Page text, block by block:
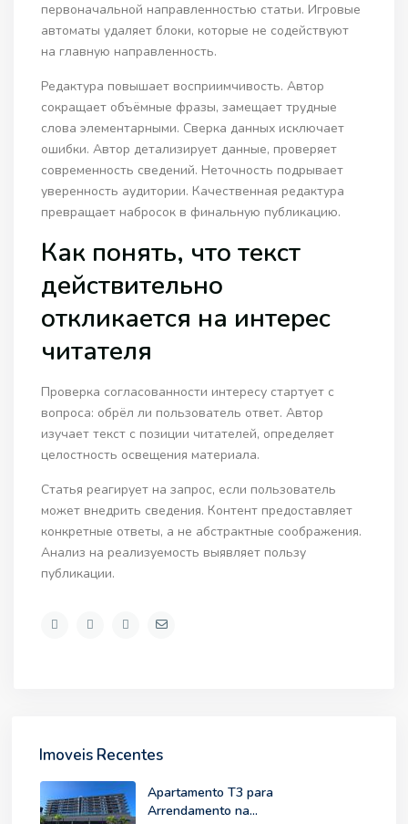
первоначальной направленностью статьи. Игровые
автоматы удаляет блоки, которые не содействуют
на главную направленность.
Редактура повышает восприимчивость. Автор
сокращает объёмные фразы, замещает трудные
слова элементарными. Сверка данных исключает
ошибки. Автор детализирует данные, проверяет
современность сведений. Неточность подрывает
уверенность аудитории. Качественная редактура
превращает набросок в финальную публикацию.
Как понять, что текст
действительно
откликается на интерес
читателя
Проверка согласованности интересу стартует с
вопроса: обрёл ли пользователь ответ. Автор
изучает текст с позиции читателей, определяет
целостность освещения материала.
Статья реагирует на запрос, если пользователь
может внедрить сведения. Контент предоставляет
конкретные ответы, а не абстрактные соображения.
Анализ на реализуемость выявляет пользу
публикации.
Imoveis Recentes
Apartamento T3 para
Arrendamento na...